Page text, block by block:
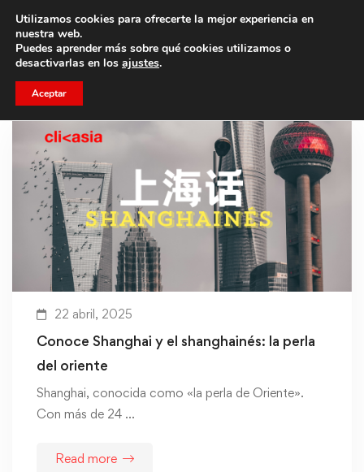
Trae a un amigo y llevaos un total de 75€ de descuento.
22 abril, 2025
Conoce Shanghai y el shanghainés: la perla
del oriente
Shanghai, conocida como «la perla de Oriente».
Con más de 24 …
Read more
Utilizamos cookies para ofrecerte la mejor experiencia en
nuestra web.
Puedes aprender más sobre qué cookies utilizamos o
desactivarlas en los ajustes.
Aceptar